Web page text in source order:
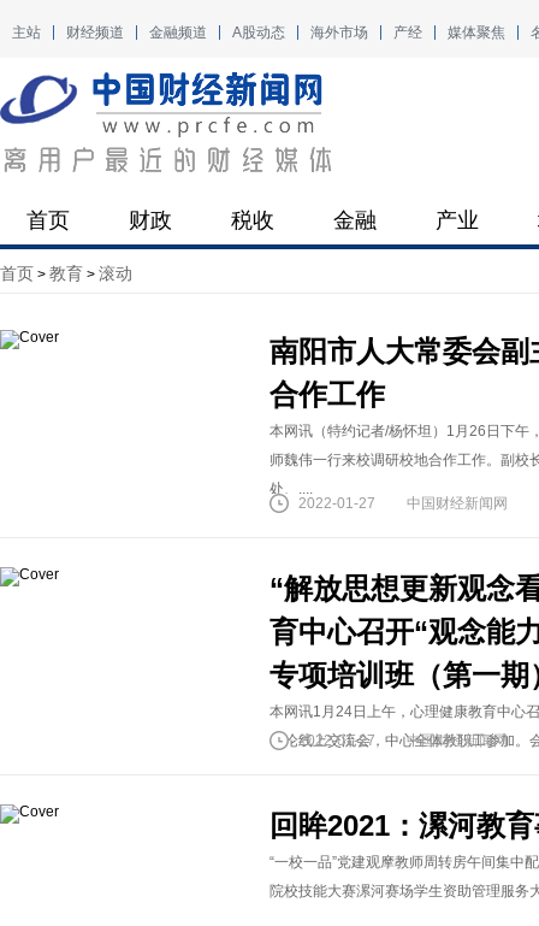
主站 财经频道 金融频道 A股动态 海外市场 产经 媒体聚焦
首页 财政 税收 金融 产业
首页 > 教育 > 滚动
南阳市人大常委会
合作工作
本网讯（特约记者/杨怀坦）1月26日下午
师魏伟一行来校调研校地合作工作。副校
处、....
2022-01-27
中国财经新闻网
“解放思想更新观念
育中心召开“观念能
专项培训班（第一
本网讯1月24日上午，心理健康教育中心
讨论线上交流会，中心全体教职工参加。
2022-01-27 中国财经新闻网
回眸2021：漯河教
“一校一品”党建观摩教师周转房午间集中
院校技能大赛漯河赛场学生资助管理服务